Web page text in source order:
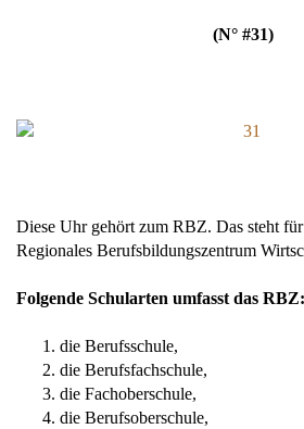
(N° #31)
Diese Uhr gehört zum RBZ. Das steht für
Regionales Berufsbildungszentrum
Folgende Schularten umfasst das RBZ:
die Berufsschule,
die Berufsfachschule,
die Fachoberschule,
die Berufsoberschule,